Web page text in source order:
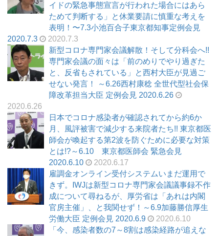
イドの緊急事態宣言が行われた場合にはあら
ためて判断する」と休業要請に慎重な考えを
表明！〜7.3小池百合子東京都知事定例会見
2020.7.3
2020.7.3
新型コロナ専門家会議解散！そして分科会へ!!
専門家会議の面々は「前のめりでやり過ぎた
と、反省もされている」と西村大臣が見過ご
せない発言！ ～6.26西村康稔 全世代型社会保
障改革担当大臣 定例会見 2020.6.26
2020.6.26
日本でコロナ感染者が確認されてから約6か
月、風評被害で減少する来院者たち!! 東京都医
師会が喚起する第2波を防ぐために必要な対策
とは!?～6.10 東京都医師会 緊急会見
2020.6.10
2020.6.17
雇調金オンライン受付システムいまだ運用で
きず。IWJは新型コロナ専門家会議議事録不作
成について尋ねるが、厚労省は「あれは内閣
官房主催」、と我関せず！～6.9加藤勝信厚生
労働大臣 定例会見 2020.6.9
2020.6.10
「今、感染者数の7～8割は感染経路が追えな